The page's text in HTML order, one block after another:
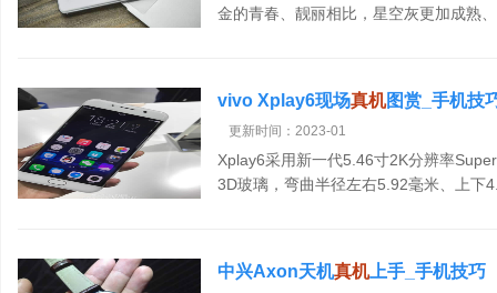
金的青春、靓丽相比，星空灰更加成熟
vivo Xplay6现场真机图赏_手机技
更新时间：2023-01
Xplay6采用新一代5.46寸2K分辨率
3D玻璃，弯曲半径左右5.92毫米、上下
中兴Axon天机真机上手_手机技巧